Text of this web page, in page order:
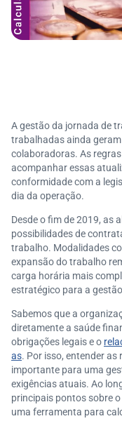
A gestão da jornada de
trabalhadas ainda
colaboradoras. As
acompanhar essas
conformidade com a
dia da operação.
Desde o fim de 2019, as
possibilidades de
trabalho. Modalidades
expansão do trabalho
carga horária mais
estratégico para a
Sabemos que a
diretamente a saúde
obrigações legais e o
as. Por isso, entender
importante para uma
exigências atuais. Ao
principais pontos sobre
uma ferramenta para